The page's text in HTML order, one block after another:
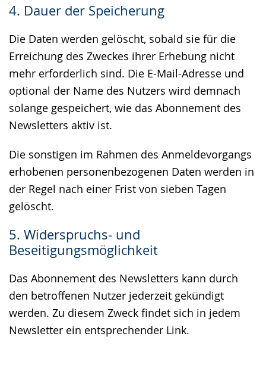
4. Dauer der Speicherung
Die Daten werden gelöscht, sobald sie für die
Erreichung des Zweckes ihrer Erhebung nicht
mehr erforderlich sind. Die E-Mail-Adresse und
optional der Name des Nutzers wird demnach
solange gespeichert, wie das Abonnement des
Newsletters aktiv ist.
Die sonstigen im Rahmen des Anmeldevorgangs
erhobenen personenbezogenen Daten werden in
der Regel nach einer Frist von sieben Tagen
gelöscht.
5. Widerspruchs- und
Beseitigungsmöglichkeit
Das Abonnement des Newsletters kann durch
den betroffenen Nutzer jederzeit gekündigt
werden. Zu diesem Zweck findet sich in jedem
Newsletter ein entsprechender Link.